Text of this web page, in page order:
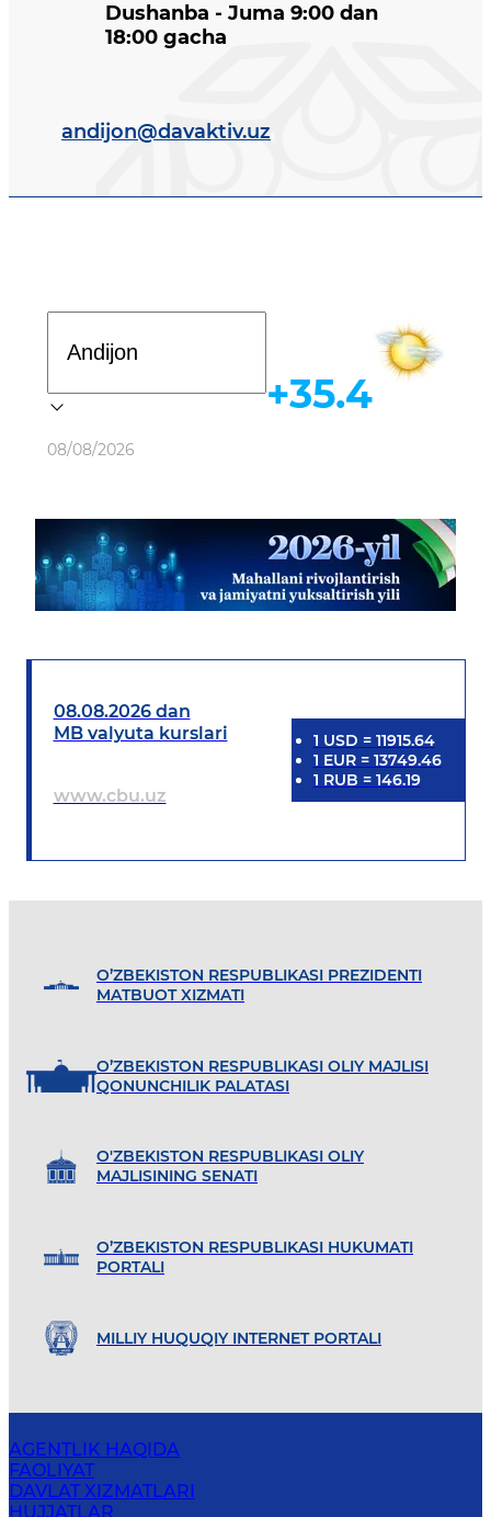
Dushanba - Juma 9:00 dan
18:00 gacha
andijon@davaktiv.uz
Ob-havo
08/08/2026
+35.4
08.08.2026 dan
MB valyuta kurslari
www.cbu.uz
1 USD = 11915.64
1 EUR= 13749.46
1 RUB = 146.19
O’ZBEKISTON RESPUBLIKASI PREZIDENTI
MATBUOT XIZMATI
O’ZBEKISTON RESPUBLIKASI OLIY MAJLISI
QONUNCHILIK PALATASI
O'ZBEKISTON RESPUBLIKASI OLIY
MAJLISINING SENATI
O’ZBEKISTON RESPUBLIKASI HUKUMATI
PORTALI
MILLIY HUQUQIY INTERNET PORTALI
AGENTLIK HAQIDA
FAOLIYAT
DAVLAT XIZMATLARI
HUJJATLAR